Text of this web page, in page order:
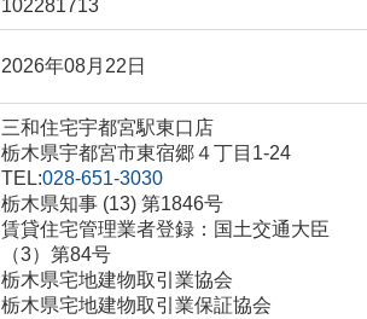
102281713
2026年08月22日
三和住宅宇都宮駅東口店
栃木県宇都宮市東宿郷４丁目1-24
TEL:028-651-3030
栃木県知事 (13) 第1846号
賃貸住宅管理業者登録：国土交通大臣
（3）第84号
栃木県宅地建物取引業協会
栃木県宅地建物取引業保証協会